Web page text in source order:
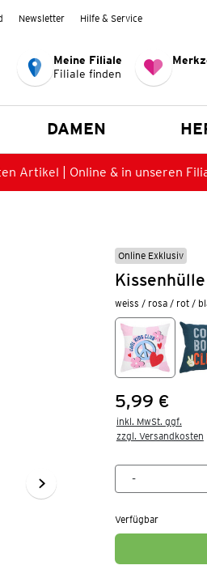
Newsletter Hilfe & Service
Meine Filiale
Filiale finden
DAMEN
Artikel | Online & in unseren
Online Exklusiv
weiss / rosa / rot /
Preis:
5,99 €
inkl. MwSt. ggf.
zzgl. Versandkosten
Verfügbar